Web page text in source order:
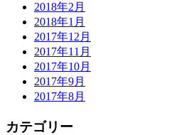
2018年2月
2018年1月
2017年12月
2017年11月
2017年10月
2017年9月
2017年8月
カテゴリー